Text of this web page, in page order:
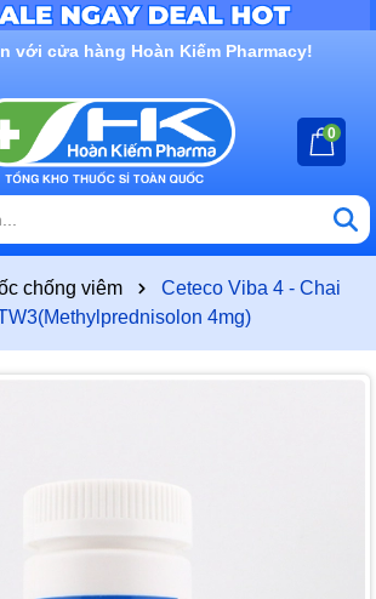
chương trình khuyến mãi đang chờ đợi
0
chống viêm
Ceteco Viba 4 - Chai
4mg)